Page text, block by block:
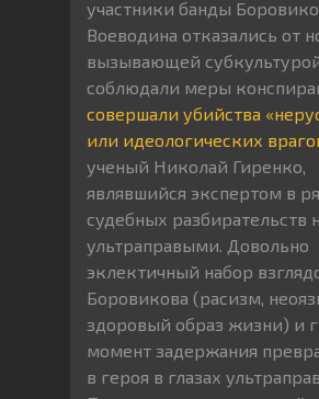
участники банды
Воеводина отказались от
вызывающей
соблюдали меры
совершали убийства
или идеологических
ученый Николай Гиренко,
являвшийся экспертом в
судебных разбирательств
ультраправыми. Довольно
эклектичный набор
Боровикова (расизм,
здоровый образ жизни) и
момент задержания
в героя в глазах